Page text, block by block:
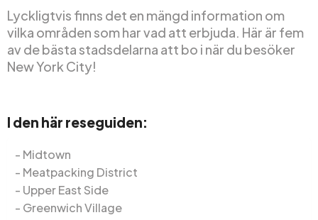
Lyckligtvis finns det en mängd information om
vilka områden som har vad att erbjuda. Här är fem
av de bästa stadsdelarna att bo i när du besöker
New York City!
I den här reseguiden:
Midtown
Meatpacking District
Upper East Side
Greenwich Village